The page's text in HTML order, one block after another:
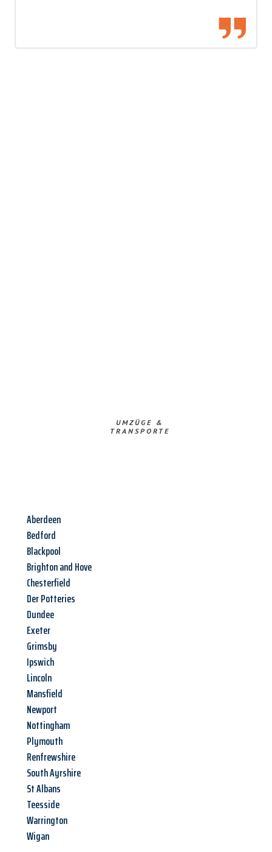
UMZÜGE &
TRANSPORTE
Aberdeen
Bedford
Blackpool
Brighton and Hove
Chesterfield
Der Potteries
Dundee
Exeter
Grimsby
Ipswich
Lincoln
Mansfield
Newport
Nottingham
Plymouth
Renfrewshire
South Ayrshire
St Albans
Teesside
Warrington
Wigan